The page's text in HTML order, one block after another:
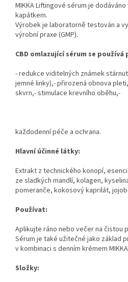
MIKKA Liftingové sérum je dodáváno
kapátkem.
Výrobek je laboratorně testován a
výrobní praxe (GMP).
CBD omlazující sérum se používá
- redukce viditelných známek
jemné linky),- přirozená obnova
skvrn,- stimulace krevního oběhu,-
každodenní péče a ochrana.
Hlavní účinné látky:
Extrakt z technického konopí,
ze sladkých mandlí, kolagen,
pomeranče, kokosový kaprilát,
Používat:
Aplikujte ráno nebo večer na čistou
Sérum je také užitečné jako základ
v kombinaci s denním krémem
Složky: